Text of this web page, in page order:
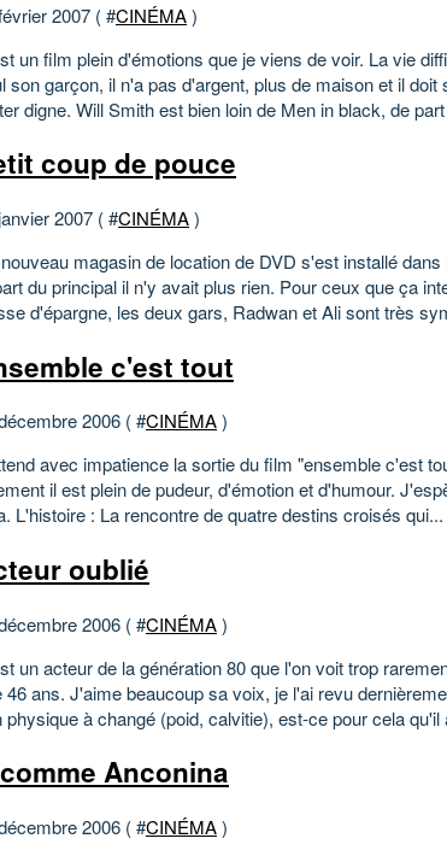
2007 ( #CINÉMA)
un film plein d'émotions que je viens de voir. La vie
son garçon, il n'a pas d'argent, plus de maison et il
digne. Will Smith est bien loin de Men in black, de
coup de pouce
2007 ( #CINÉMA)
magasin de location de DVD s'est installé
du principal il n'y avait plus rien. Pour ceux que ça
d'épargne, les deux gars, Radwan et Ali sont très
c'est tout
2006 ( #CINÉMA)
avec impatience la sortie du film "ensemble c'est
il est plein de pudeur, d'émotion et d'humour.
L'histoire : La rencontre de quatre destins croisés qui...
oublié
2006 ( #CINÉMA)
un acteur de la génération 80 que l'on voit trop
46 ans. J'aime beaucoup sa voix, je l'ai revu
physique à changé (poid, calvitie), est-ce pour cela qu'il
Anconina
2006 ( #CINÉMA)